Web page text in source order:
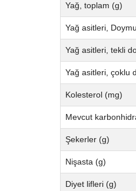
Yağ, toplam (g)
Yağ asitleri,
Yağ asitleri, tekli
Yağ asitleri, çoklu
Kolesterol (mg)
Mevcut
Şekerler (g)
Nişasta (g)
Diyet lifleri (g)